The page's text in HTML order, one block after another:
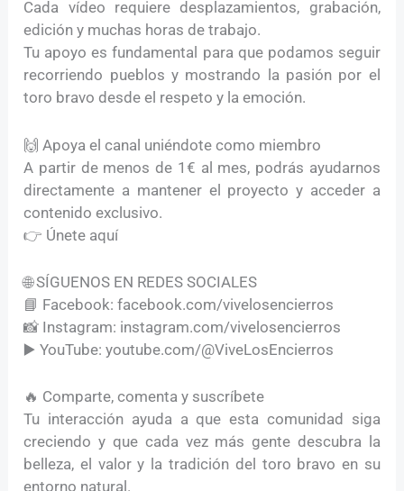
Cada vídeo requiere desplazamientos, grabación,
edición y muchas horas de trabajo.
Tu apoyo es fundamental para que podamos seguir
recorriendo pueblos y mostrando la pasión por el
toro bravo desde el respeto y la emoción.
🙌 Apoya el canal uniéndote como miembro
A partir de menos de 1€ al mes, podrás ayudarnos
directamente a mantener el proyecto y acceder a
contenido exclusivo.
👉 Únete aquí
🌐 SÍGUENOS EN REDES SOCIALES
📘 Facebook: facebook.com/vivelosencierros
📸 Instagram: instagram.com/vivelosencierros
▶️ YouTube: youtube.com/@ViveLosEncierros
🔥 Comparte, comenta y suscríbete
Tu interacción ayuda a que esta comunidad siga
creciendo y que cada vez más gente descubra la
belleza, el valor y la tradición del toro bravo en su
entorno natural.